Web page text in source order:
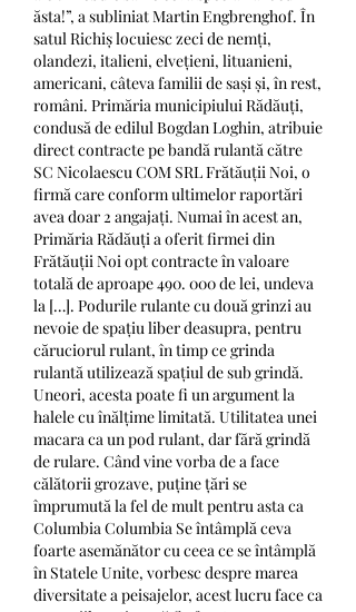
ăsta!”, a subliniat Martin Engbrenghof. În
satul Richiș locuiesc zeci de nemți,
olandezi, italieni, elvețieni, lituanieni,
americani, câteva familii de sași și, în rest,
români. Primăria municipiului Rădăuți,
condusă de edilul Bogdan Loghin, atribuie
direct contracte pe bandă rulantă către
SC Nicolaescu COM SRL Frătăuții Noi, o
firmă care conform ultimelor raportări
avea doar 2 angajați. Numai în acest an,
Primăria Rădăuți a oferit firmei din
Frătăuții Noi opt contracte în valoare
totală de aproape 490. 000 de lei, undeva
la […]. Podurile rulante cu două grinzi au
nevoie de spațiu liber deasupra, pentru
căruciorul rulant, în timp ce grinda
rulantă utilizează spațiul de sub grindă.
Uneori, acesta poate fi un argument la
halele cu înălțime limitată. Utilitatea unei
macara ca un pod rulant, dar fără grindă
de rulare. Când vine vorba de a face
călătorii grozave, puține țări se
împrumută la fel de mult pentru asta ca
Columbia Columbia Se întâmplă ceva
foarte asemănător cu ceea ce se întâmplă
în Statele Unite, vorbesc despre marea
diversitate a peisajelor, acest lucru face ca